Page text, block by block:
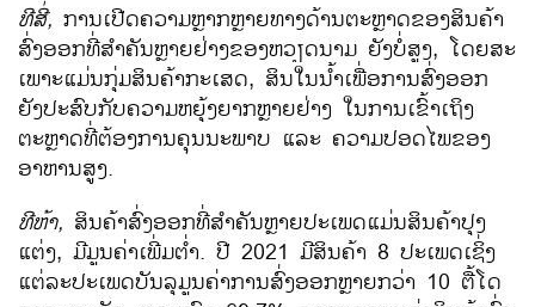
ທີ​ສີ່, ການ​ເປີດ​ຄວາມ​ຫຼາກ​ຫຼາຍ​ທາງດ້ານ​ຕະຫຼາດຂອງ​ສິນຄ້າ​
ສົ່ງ​ອອກ​ທີ່ສຳຄັນຫຼາຍ​ຢ່າງ​ຂອງ​ຫວຽດນາມ ​ຍັງ​ບໍ່​ສູງ, ​ໂດຍ​ສະ​
ເພາະ​ແມ່ນ​ກຸ່ມ​ສິນຄ້າ​ກະ​ເສດ, ສິນ​ໃນ​ນ້ຳ​​ເພື່ອການ​ສົ່ງ​ອອກ​
ຍັງ​ປະສົບ​ກັບ​ຄວາມ​ຫຍຸ້ງຍາກ​ຫຼາຍ​ຢ່າງ ​ໃນ​ການ​ເຂົ້າ​ເຖິງ
ຕະຫຼາດ​ທີ່​ຕ້ອງການ​ຄຸນ​ນະພາ​ບ ແລະ ຄວາມ​ປອດ​ໄພ​ຂອງ​
ອາຫານ​ສູງ.
ທີ​ຫ້າ, ສິນຄ້າ​ສົ່ງ​ອອກ​ທີ່ສຳຄັນ​ຫຼາຍ​ປະ​ເພດ​ແມ່ນສິນຄ້າ​ປຸງ​
ແຕ່ງ, ມີ​ມູນ​ຄ່າ​ເພີ່ມຕ່ຳ. ປີ 2021 ມີ​ສິນຄ້າ 8 ປະ​ເພດ​ເຊິ່ງ​
ແຕ່ລະ​ປະ​ເພດ​ບັນລຸ​ມູນ​ຄ່າ​ການ​ສົ່ງ​ອອກ​ຫຼາຍ​ກວ່າ 10 ຕື້ໂດ​